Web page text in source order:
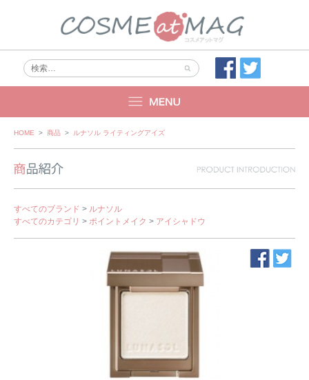
Skip
HOME > 商品 > ルナソル ライティングアイズ
すべてのブランド > ルナソル
すべてのカテゴリ > ポイントメイク > アイシャドウ